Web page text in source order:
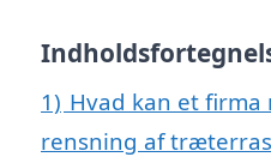
1) Hvad kan et firma
rensning af